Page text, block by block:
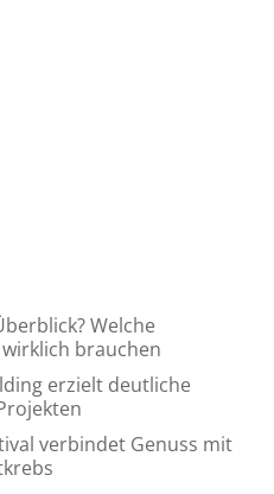
Welche
brauchen
erzielt deutliche
verbindet Genuss mit